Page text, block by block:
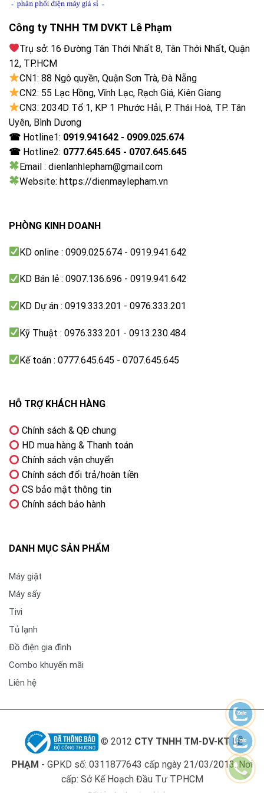
Tủ Đông Hòa Phát HPF AN666 66 Lít
✔ Tiết kiệm điện – vận hành êm
✔ Giá hợp lý – dễ tiếp cận
Công ty TNHH TM DVKT Lê Phạm
Trụ sở: 16 Đường Tân Thới Nhất 8, Tân Thới Nhất, Quận
12, TP.HCM
CN1: 88 Ngô quyền, Quận Sơn Trà, Đà Nẵng
CN2: 55 Lạc Hồng, Vĩnh Lạc, Rạch Giá, Kiên Giang
CN3: 2034D Tổ 1, KP 1 Phước Hải, P. Thái Hoà, TP. Tân
Uyên, Bình Dương
☎ Hotline1: 0919.941642 - 0909.025.674
☎ Hotline2: 0777.645.645 - 0707.645.645
Email : dienlanhlepham@gmail.com
Website: https://dienmaylepham.vn
PHÒNG KINH DOANH
KD online : 0909.025.674 - 0919.941.642
KD Bán lẻ : 0907.136.696 - 0919.941.642
KD Dự án : 0919.333.201 - 0976.333.201
Kỹ Thuật : 0976.333.201 - 0913.230.484
Kế toán : 0777.645.645 - 0707.645.645
HỖ TRỢ KHÁCH HÀNG
Chính sách & QĐ chung
HD mua hàng & Thanh toán
Chính sách vận chuyển
Chính sách đổi trả/hoàn tiền
CS bảo mật thông tin
Chính sách bảo hành
DANH MỤC SẢN PHẨM
Máy giặt
Máy sấy
Tivi
Tủ lạnh
Đồ điện gia đình
Combo khuyến mãi
Liên hệ
© 2012 CTY TNHH TM-DV-KT LÊ
PHẠM - GPKD số: 0311877643 cấp ngày 21/03/2013. Nơi
cấp: Sở Kế Hoạch Đầu Tư TPHCM